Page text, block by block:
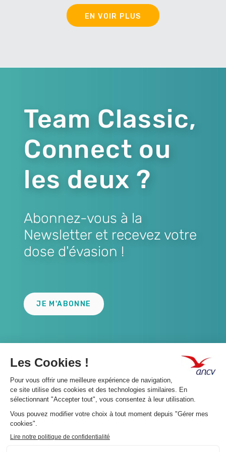
EN VOIR PLUS
Team Classic,
Connect ou
les deux ?
Abonnez-vous à la
Newsletter et recevez votre
dose d'évasion !
JE M'ABONNE
A propos 👇